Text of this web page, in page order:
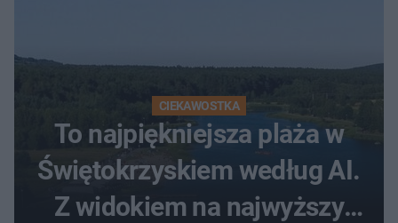
CIEKAWOSTKA
To najpiękniejsza plaża w
Świętokrzyskiem według AI.
Z widokiem na najwyższy